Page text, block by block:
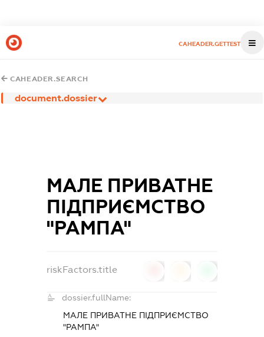
CAHEADER.GETTEST
CAHEADER.SEARCH
document.dossier
МАЛЕ ПРИВАТНЕ
ПІДПРИЄМСТВО
"РАМПА"
riskFactors.title
dossier.fullName:
МАЛЕ ПРИВАТНЕ ПІДПРИЄМСТВО
"РАМПА"